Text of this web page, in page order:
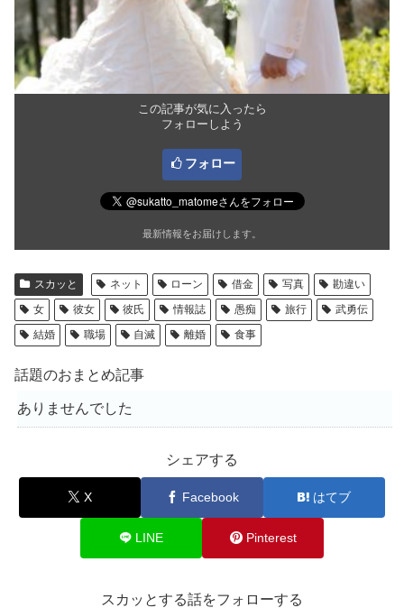
この記事が気に入ったら
フォローしよう
フォロー
最新情報をお届けします。
スカッと ネット ローン 借金 写真
勘違い
女
彼女 彼氏 情報誌 愚痴 旅行
武勇伝
結婚
職場 自滅 離婚 食事
話題のおまとめ記事
ありませんでした
シェアする
X Facebook はてブ
LINE Pinterest
スカッとする話をフォローする